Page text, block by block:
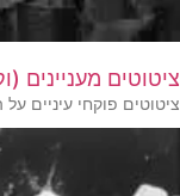
ציטוטים מעניינים
ציטוטים פוקחי עיניים